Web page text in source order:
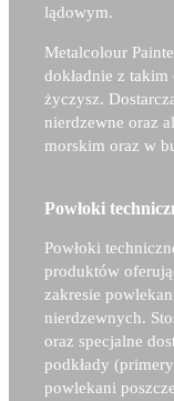
lądowym.
Metalcolour
dokładnie z
życzysz.
nierdzewne oraz
morskim oraz w
Powłoki
Powłoki
produktów
zakresie
nierdzewnych.
oraz specjalne
podkłady
powlekani